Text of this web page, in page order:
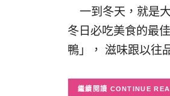
一到冬天，就是
冬日必吃美食的最
鴨」， 滋味跟以往
CONTINUE